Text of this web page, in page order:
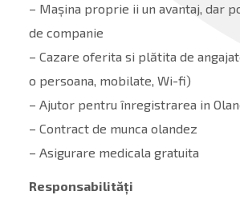
– Mașina proprie ii un avantaj, dar
de companie
– Cazare oferita si plătita de
o persoana, mobilate, Wi-fi)
– Ajutor pentru înregistrarea in
– Contract de munca olandez
– Asigurare medicala gratuita
Responsabilități